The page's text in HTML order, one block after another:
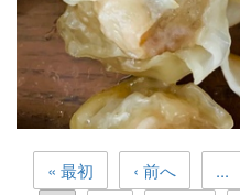
« 最初 ‹ 前へ ...